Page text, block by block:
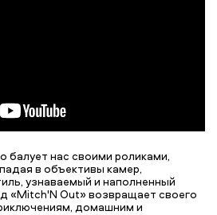
балует нас своими роликами,
в объективы камер,
узнаваемый и наполненный
«Mitch'N Out» возвращает своего
домашним и